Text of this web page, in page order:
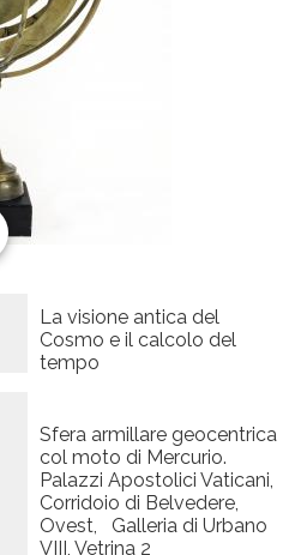
La visione antica del
Cosmo e il calcolo del
tempo
Sfera armillare geocentrica
col moto di Mercurio.
Palazzi Apostolici Vaticani,
Corridoio di Belvedere,
Ovest, Galleria di Urbano
VIII, Vetrina 2